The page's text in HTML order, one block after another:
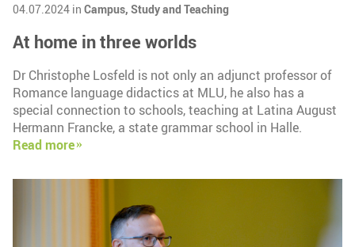
04.07.2024 in Campus, Study and Teaching
At home in three worlds
Dr Christophe Losfeld is not only an adjunct professor of
Romance language didactics at MLU, he also has a
special connection to schools, teaching at Latina August
Hermann Francke, a state grammar school in Halle.
Read more